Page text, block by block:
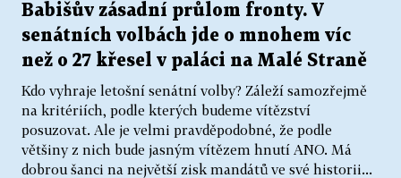
Babišův zásadní průlom fronty. V
senátních volbách jde o mnohem víc
než o 27 křesel v paláci na Malé Straně
Kdo vyhraje letošní senátní volby? Záleží samozřejmě
na kritériích, podle kterých budeme vítězství
posuzovat. Ale je velmi pravděpodobné, že podle
většiny z nich bude jasným vítězem hnutí ANO. Má
dobrou šanci na největší zisk mandátů ve své historii...